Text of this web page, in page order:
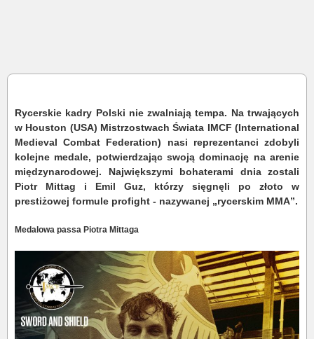
Rycerskie kadry Polski nie zwalniają tempa. Na trwających
w Houston (USA) Mistrzostwach Świata IMCF (International
Medieval Combat Federation) nasi reprezentanci zdobyli
kolejne medale, potwierdzając swoją dominację na arenie
międzynarodowej. Największymi bohaterami dnia zostali
Piotr Mittag i Emil Guz, którzy sięgnęli po złoto w
prestiżowej formule profight - nazywanej „rycerskim MMA”.
Medalowa passa Piotra Mittaga